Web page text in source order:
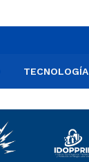
TECNOLOGÍA